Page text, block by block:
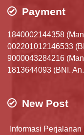
Payment
1840002144358
002201012146533
9000043284216
1813644093 (BNI.
New Post
Informasi